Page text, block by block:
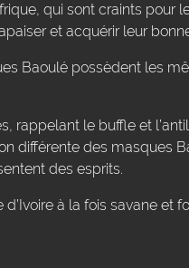
qui sont craints pour
et acquérir leur
Baoulé possèdent les
rappelant le buffle et
différente des masques
des esprits.
à la fois savane et